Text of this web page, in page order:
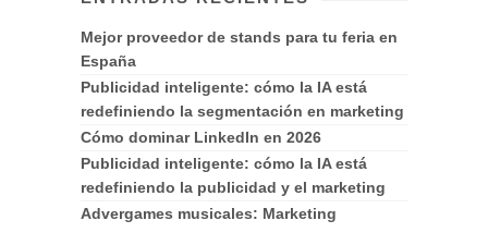
Mejor proveedor de stands para tu feria en
España
Publicidad inteligente: cómo la IA está
redefiniendo la segmentación en marketing
Cómo dominar LinkedIn en 2026
Publicidad inteligente: cómo la IA está
redefiniendo la publicidad y el marketing
Advergames musicales: Marketing